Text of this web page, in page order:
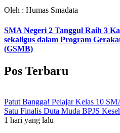
Oleh : Humas Smadata
SMA Negeri 2 Tanggul Raih 3
sekaligus dalam Program
(GSMB)
Pos Terbaru
Patut Bangga! Pelajar Kelas 10
Satu Finalis Duta Muda BPJS
1 hari yang lalu